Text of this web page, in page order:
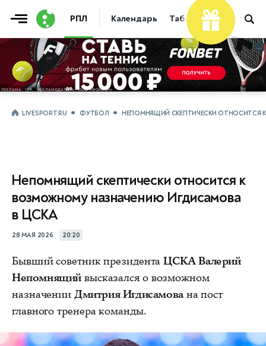
РПЛ Календарь Таблица Прогнозы
...
...
LIVESPORT.RU ФУТБОЛ НЕПОМНЯЩИЙ СКЕПТИЧЕСКИ ОТНОСИТСЯ
Непомнящий скептически относится к
возможному назначению Игдисамова
в ЦСКА
28 МАЯ 2026 20:20
Бывший советник президентаЦСКА Валерий
Непомнящий высказался о возможном
назначении Дмитрия Игдисамована пост
главного тренера команды.